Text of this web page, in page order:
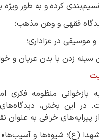
کرده و به طور
فقهی و وهن مذهب؛
و موسیقی در عزاداری؛
سینه زدن با بدن عریان و
بازخوانی منظومه فکری
در این بخش، دیدگاه‌های
پیرایه‌های خرافی به
(ع)؛ شیوه‌ها و